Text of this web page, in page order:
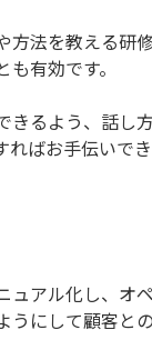
法を教える研
有効です。
るよう、話し
ばお手伝いで
アル化し、オ
にして顧客と